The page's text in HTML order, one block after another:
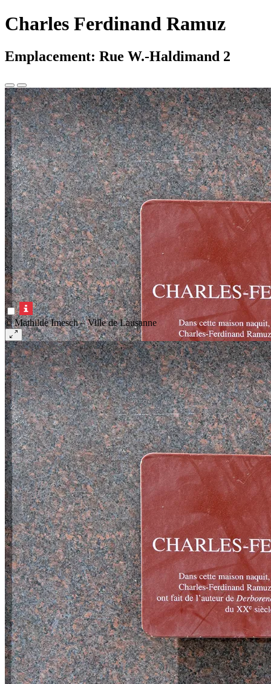
Charles Ferdinand Ramuz
Emplacement: Rue W.-Haldimand 2
© Mathilde Imesch – Ville de Lausanne